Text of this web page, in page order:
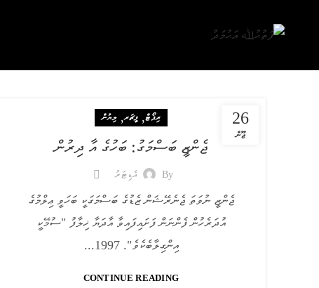
26
ޖޫން
ރިޕޯޓް, ފީޗަރ,ލިޔުން
ޖެންޒީ ބަސްމަގު: ބަހުގެ އާ ދިރުން
By އެޑިޓަރު
ޖެންޒީ ނުވަތަ ޖެނެރޭޝަން ޒެޑުގެ ބަސްމަގަކީ ބަހަވީ ޢިލްމުގެ
އުދަރެހުން ފެންނަން ފަށައިފައިވާ އާދަޔާ ޚިލާފު "ސުމޭކީ
އިންގިލާބެކެވެ". 1997...
CONTINUE READING